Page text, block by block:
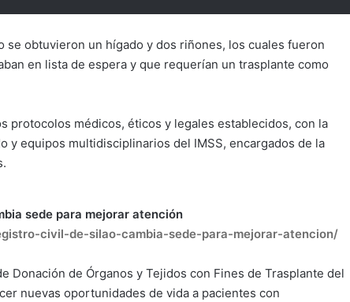
se obtuvieron un hígado y dos riñones, los cuales fueron
en lista de espera y que requerían un trasplante como
protocolos médicos, éticos y legales establecidos, con la
y equipos multidisciplinarios del IMSS, encargados de la
sede para mejorar atención
civil-de-silao-cambia-sede-para-mejorar-atencion/
Donación de Órganos y Tejidos con Fines de Trasplante del
nuevas oportunidades de vida a pacientes con